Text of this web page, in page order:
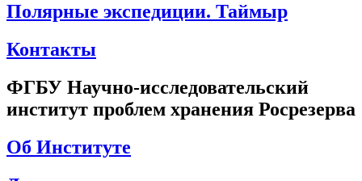
Полярные экспедиции. Таймыр
Контакты
ФГБУ Научно-исследовательский
институт проблем хранения Росрезерва
Об Институте